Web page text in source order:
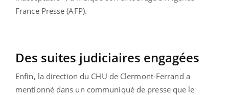
France Presse (AFP).
Des suites judiciaires engagées
Enfin, la direction du CHU de Clermont-Ferrand a
mentionné dans un communiqué de presse que le